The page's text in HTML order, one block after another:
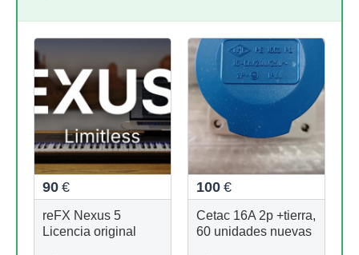
90 €
reFX Nexus 5
Licencia original
100 €
Cetac 16A 2p +tierra,
60 unidades nuevas